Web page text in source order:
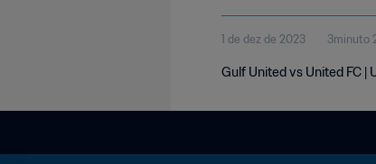
1 de dez de 2023 3minuto
Gulf United vs United FC |